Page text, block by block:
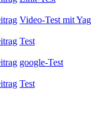
Video-Test mit
Test
google-Test
Test